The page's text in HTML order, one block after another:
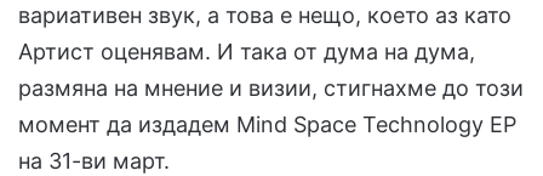
вариативен звук, а това е нещо, което аз като
Артист оценявам. И така от дума на дума,
размяна на мнение и визии, стигнахме до този
момент да издадем Mind Space Technology EP
на 31-ви март.